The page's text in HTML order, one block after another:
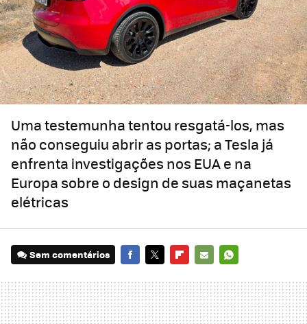
Uma testemunha tentou resgatá-los, mas
não conseguiu abrir as portas; a Tesla já
enfrenta investigações nos EUA e na
Europa sobre o design de suas maçanetas
elétricas
Sem comentários
MAIL